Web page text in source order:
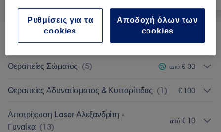
Θεραπείες Προσώπου (23 από € 30
Θεραπείες Σώματος (5) από € 30
Θεραπείες Αδυνατίσματος & Κυτταρίτιδας (1) € 100
Αποτρίχωση Laser Αλεξανδρίτη -
Γυναίκα (13)
από € 10
Αποδοχή όλων των
cookies
Ρυθμίσεις για τα
cookies